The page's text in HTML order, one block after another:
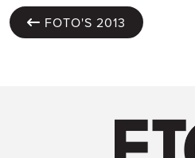
FOTO'S 2013